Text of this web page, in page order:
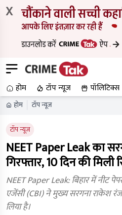
X
होम टॉप न्यूज पॉलिटिक्स
होम टॉप न्यूज
टॉप न्यूज
NEET Paper Leak का
गिरफ्तार, 10 दिन की मिली
NEET Paper Leak: बिहार में नीट
एजेंसी (CBI) ने मुख्य सरगना राकेश
लिया है।